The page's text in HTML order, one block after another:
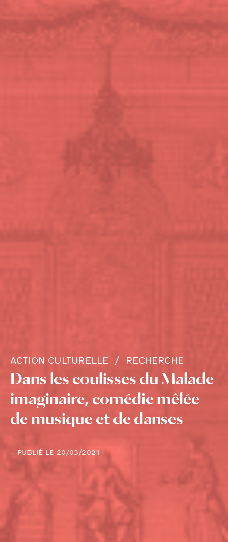
ACTION CULTURELLE RECHERCHE
Dans les coulisses du Malade
imaginaire, comédie mêlée
de musique et de danses
– PUBLIÉ LE 20/03/2021